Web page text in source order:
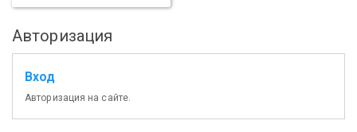
Авторизация
Вход
Авторизация на сайте.